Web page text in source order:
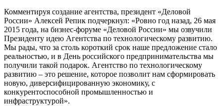
Комментируя создание агентства, президент «Деловой
России» Алексей Репик подчеркнул: «Ровно год назад, 26 мая
2015 года, на бизнес-форуме «Деловой России» мы озвучили
Президенту идею Агентства по технологическому развитию.
Мы рады, что за столь короткий срок наше предложение стало
реальностью, и в День российского предпринимательства мы
получили такой подарок. Агентство по технологическому
развитию – это решение, которое позволит нам сформировать
новую, диверсифицированную экономику, с
конкурентоспособной промышленностью и
инфраструктурой».